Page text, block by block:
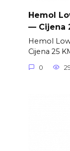
Hemol
— Cijena
Hemol
Cijena 25
0